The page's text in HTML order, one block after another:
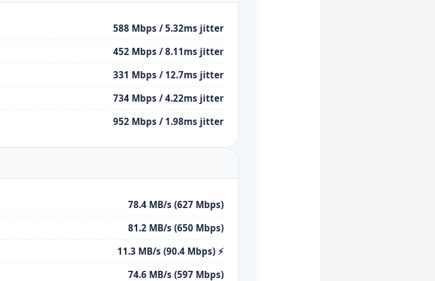
588 Mbps / 5.32ms jitter
452 Mbps / 8.11ms jitter
331 Mbps / 12.7ms jitter
734 Mbps / 4.22ms jitter
952 Mbps / 1.98ms jitter
78.4 MB/s (627 Mbps)
81.2 MB/s (650 Mbps)
11.3 MB/s (90.4 Mbps) ⚡
74.6 MB/s (597 Mbps)